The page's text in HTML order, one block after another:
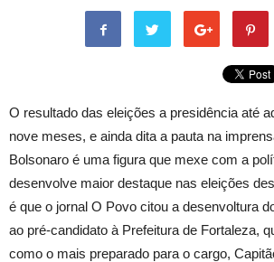
O resultado das eleições a presidência até
nove meses, e ainda dita a pauta na
Bolsonaro é uma figura que mexe com a
desenvolve maior destaque nas eleições
é que o jornal O Povo citou a desenvoltura
ao pré-candidato à Prefeitura de Fortaleza,
como o mais preparado para o cargo,